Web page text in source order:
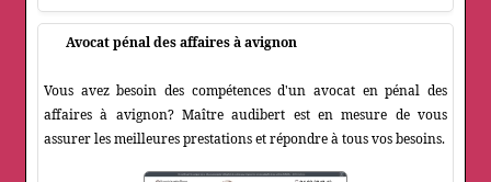
Avocat pénal des affaires à avignon
Vous avez besoin des compétences d'un avocat en pénal des
affaires à avignon? Maître audibert est en mesure de vous
assurer les meilleures prestations et répondre à tous vos besoins.